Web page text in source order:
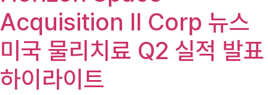
Acquisition II Corp 뉴스
미국 물리치료 Q2 실적 발표
하이라이트